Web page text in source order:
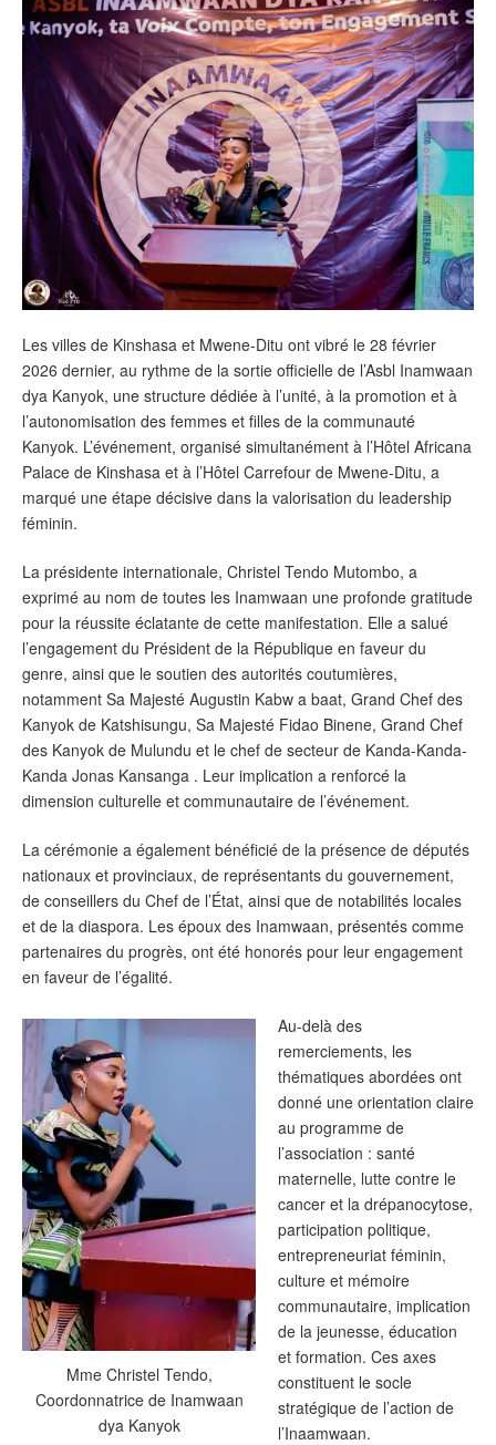
Les villes de Kinshasa et Mwene-Ditu ont vibré le 28 février
2026 dernier, au rythme de la sortie officielle de l’Asbl Inamwaan
dya Kanyok, une structure dédiée à l’unité, à la promotion et à
l’autonomisation des femmes et filles de la communauté
Kanyok. L’événement, organisé simultanément à l’Hôtel Africana
Palace de Kinshasa et à l’Hôtel Carrefour de Mwene-Ditu, a
marqué une étape décisive dans la valorisation du leadership
féminin.
‎La présidente internationale, Christel Tendo Mutombo, a
exprimé au nom de toutes les Inamwaan une profonde gratitude
pour la réussite éclatante de cette manifestation. Elle a salué
l’engagement du Président de la République en faveur du
genre, ainsi que le soutien des autorités coutumières,
notamment Sa Majesté Augustin Kabw a baat, Grand Chef des
Kanyok de Katshisungu, Sa Majesté Fidao Binene, Grand Chef
des Kanyok de Mulundu et le chef de secteur de Kanda-Kanda-
Kanda Jonas Kansanga . Leur implication a renforcé la
dimension culturelle et communautaire de l’événement.
‎La cérémonie a également bénéficié de la présence de députés
nationaux et provinciaux, de représentants du gouvernement,
de conseillers du Chef de l’État, ainsi que de notabilités locales
et de la diaspora. Les époux des Inamwaan, présentés comme
partenaires du progrès, ont été honorés pour leur engagement
en faveur de l’égalité.
Mme Christel Tendo,
Coordonnatrice de Inamwaan
dya Kanyok
‎Au-delà des
remerciements, les
thématiques abordées ont
donné une orientation claire
au programme de
l’association : santé
maternelle, lutte contre le
cancer et la drépanocytose,
participation politique,
entrepreneuriat féminin,
culture et mémoire
communautaire, implication
de la jeunesse, éducation
et formation. Ces axes
constituent le socle
stratégique de l’action de
l’Inaamwaan.